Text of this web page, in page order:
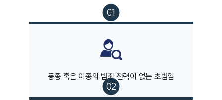
팀소개
동종 혹은 이종의 범죄 전력이 없는 초범임